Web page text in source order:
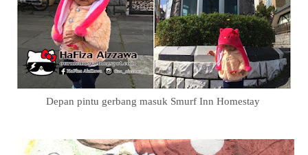
Depan pintu gerbang masuk Smurf Inn Homestay